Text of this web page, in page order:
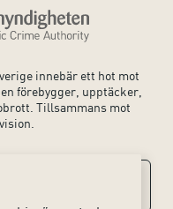
innebär ett hot mot
förebygger, upptäcker,
Tillsammans mot